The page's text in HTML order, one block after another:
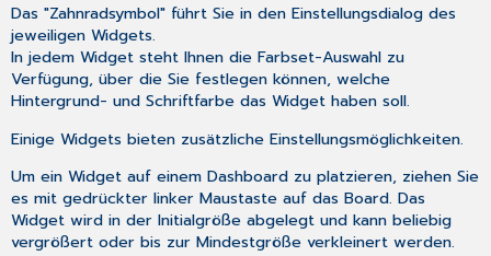
Das "Zahnradsymbol" führt Sie in den Einstellungsdialog des
jeweiligen Widgets.
In jedem Widget steht Ihnen die Farbset-Auswahl zu
Verfügung, über die Sie festlegen können, welche
Hintergrund- und Schriftfarbe das Widget haben soll.
Einige Widgets bieten zusätzliche Einstellungsmöglichkeiten.
Um ein Widget auf einem Dashboard zu platzieren, ziehen Sie
es mit gedrückter linker Maustaste auf das Board. Das
Widget wird in der Initialgröße abgelegt und kann beliebig
vergrößert oder bis zur Mindestgröße verkleinert werden.